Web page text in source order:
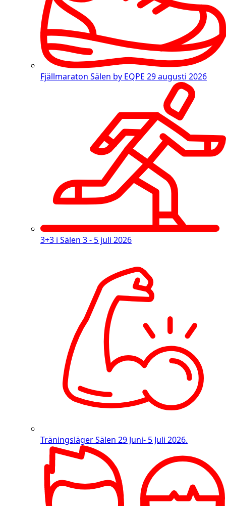
Fjällmaraton Sälen by EQPE 29 augusti 2026
3+3 i Sälen 3 - 5 juli 2026
Träningsläger Sälen 29 Juni- 5 Juli 2026.